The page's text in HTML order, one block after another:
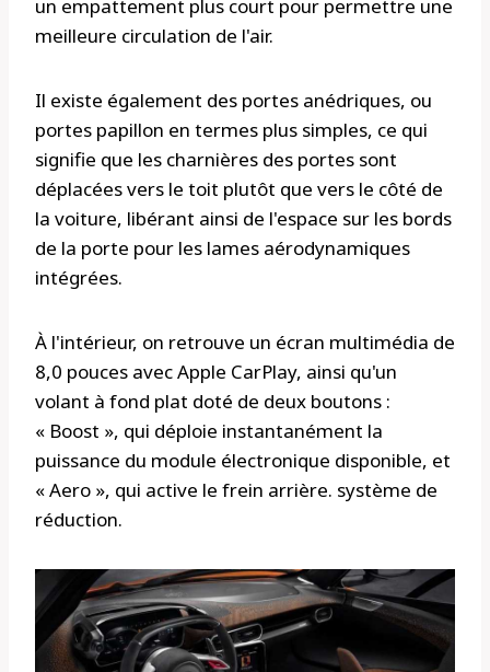
un empattement plus court pour permettre une
meilleure circulation de l'air.
Il existe également des portes anédriques, ou
portes papillon en termes plus simples, ce qui
signifie que les charnières des portes sont
déplacées vers le toit plutôt que vers le côté de
la voiture, libérant ainsi de l'espace sur les bords
de la porte pour les lames aérodynamiques
intégrées.
À l'intérieur, on retrouve un écran multimédia de
8,0 pouces avec Apple CarPlay, ainsi qu'un
volant à fond plat doté de deux boutons :
« Boost », qui déploie instantanément la
puissance du module électronique disponible, et
« Aero », qui active le frein arrière. système de
réduction.